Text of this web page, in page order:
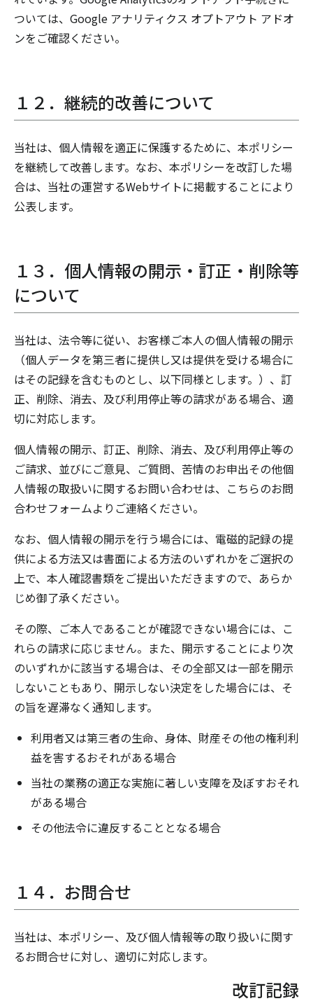
ついては、Google アナリティクス オプトアウト アドオ
ンをご確認ください。
１２．継続的改善について
当社は、個人情報を適正に保護するために、本ポリシー
を継続して改善します。なお、本ポリシーを改訂した場
合は、当社の運営するWebサイトに掲載することにより
公表します。
１３．個人情報の開示・訂正・削除等
について
当社は、法令等に従い、お客様ご本人の個人情報の開示
（個人データを第三者に提供し又は提供を受ける場合に
はその記録を含むものとし、以下同様とします。）、訂
正、削除、消去、及び利用停止等の請求がある場合、適
切に対応します。
個人情報の開示、訂正、削除、消去、及び利用停止等の
ご請求、並びにご意見、ご質問、苦情のお申出その他個
人情報の取扱いに関するお問い合わせは、こちらのお問
合わせフォームよりご連絡ください。
なお、個人情報の開示を行う場合には、電磁的記録の提
供による方法又は書面による方法のいずれかをご選択の
上で、本人確認書類をご提出いただきますので、あらか
じめ御了承ください。
その際、ご本人であることが確認できない場合には、こ
れらの請求に応じません。また、開示することにより次
のいずれかに該当する場合は、その全部又は一部を開示
しないこともあり、開示しない決定をした場合には、そ
の旨を遅滞なく通知します。
利用者又は第三者の生命、身体、財産その他の権利利
益を害するおそれがある場合
当社の業務の適正な実施に著しい支障を及ぼすおそれ
がある場合
その他法令に違反することとなる場合
１４．お問合せ
当社は、本ポリシー、及び個人情報等の取り扱いに関す
るお問合せに対し、適切に対応します。
改訂記録